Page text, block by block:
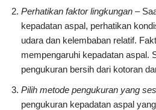
Perhatikan faktor lingkungan –
kepadatan aspal, perhatikan
udara dan kelembaban relatif.
mempengaruhi kepadatan aspal.
pengukuran bersih dari kotoran
Pilih metode pengukuran yang
pengukuran kepadatan aspal